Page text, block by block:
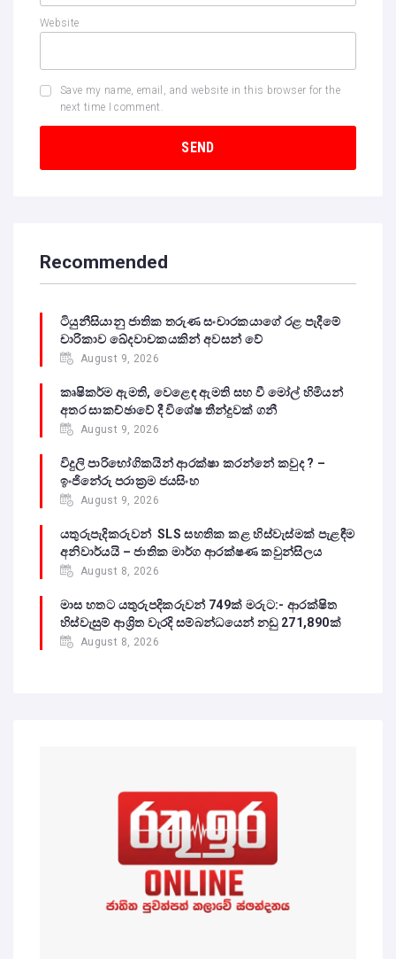
Website
Save my name, email, and website in this browser for the
next time I comment.
Recommended
ටියුනීසියානු ජාතික තරුණ සංචාරකයාගේ රළ පැදීමේ
චාරිකාව ඛේදවාචකයකින් අවසන් වේ‍
August 9, 2026
කෘෂිකර්ම ඇමති, වෙළෙඳ ඇමති සහ වී මෝල් හිමියන්
අතර සාකච්ඡාවේ දී විශේෂ තීන්දුවක් ගනී
August 9, 2026
විදුලි පාරිභෝගිකයින් ආරක්ෂා කරන්නේ කවුද ? –
ඉංජිනේරු පරාක්‍රම ජයසිංහ
August 9, 2026
යතුරුපැදිකරුවන් SLS සහතික කළ හිස්වැස්මක් පැළඳීම
අනිවාර්යයි – ජාතික මාර්ග ආරක්ෂණ කවුන්සිලය
August 8, 2026
මාස හතට යතුරුපදිකරුවන් 749ක් මරුට:- ආරක්ෂිත
හිස්වැසුම් ආශ්‍රිත වැරදි සම්බන්ධයෙන් නඩු 271,890ක්
August 8, 2026